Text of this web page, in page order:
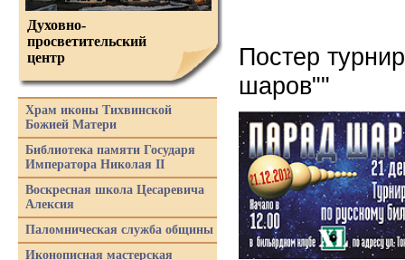
Постер
шаров""
Духовно-
просветительский
центр
Храм иконы Тихвинской
Божией Матери
Библиотека памяти Государя
Императора Николая II
Воскресная школа Цесаревича
Алексия
Паломническая служба общины
Иконописная мастерская